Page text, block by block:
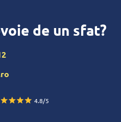
de un sfat?
4.8/5